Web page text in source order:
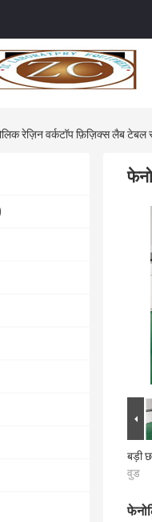
रेज़िन वर्कटॉप फ़िज़िक्स लैब टेबल
बड़ी
वुड